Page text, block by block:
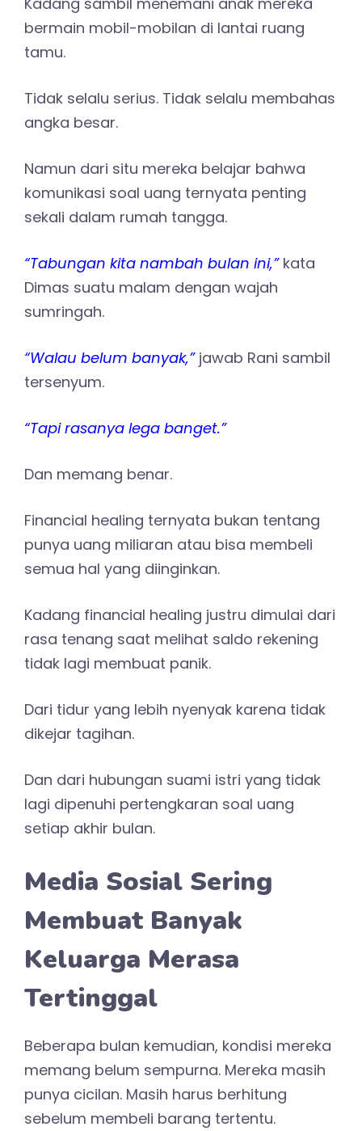
bermain mobil-mobilan di lantai ruang
tamu.
Tidak selalu serius. Tidak selalu membahas
angka besar.
Namun dari situ mereka belajar bahwa
komunikasi soal uang ternyata penting
sekali dalam rumah tangga.
“Tabungan kita nambah bulan ini,”kata
Dimas suatu malam dengan wajah
sumringah.
“Walau belum banyak,”jawab Rani sambil
tersenyum.
“Tapi rasanya lega banget.”
Dan memang benar.
Financial healing ternyata bukan tentang
punya uang miliaran atau bisa membeli
semua hal yang diinginkan.
Kadang financial healing justru dimulai dari
rasa tenang saat melihat saldo rekening
tidak lagi membuat panik.
Dari tidur yang lebih nyenyak karena tidak
dikejar tagihan.
Dan dari hubungan suami istri yang tidak
lagi dipenuhi pertengkaran soal uang
setiap akhir bulan.
Media Sosial Sering
Membuat Banyak
Keluarga Merasa
Tertinggal
Beberapa bulan kemudian, kondisi mereka
memang belum sempurna. Mereka masih
punya cicilan. Masih harus berhitung
sebelum membeli barang tertentu.